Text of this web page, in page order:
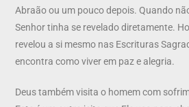
Abraão ou um pouco depois. Quando
Senhor tinha se revelado diretamente.
revelou a si mesmo nas Escrituras
encontra como viver em paz e alegria.
Deus também visita o homem com